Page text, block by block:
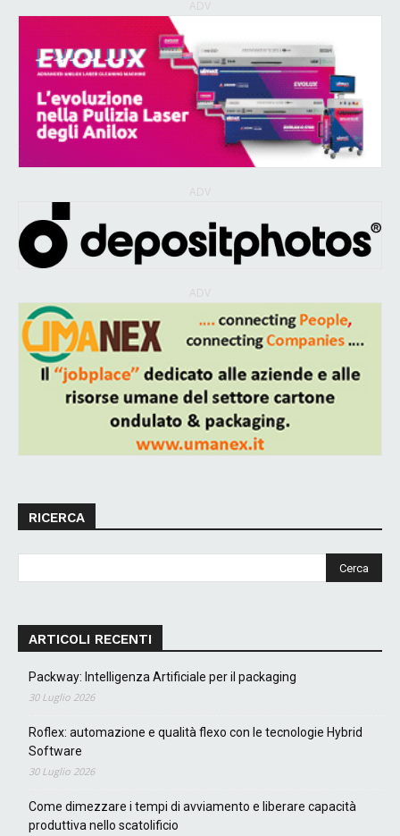
RICERCA
ARTICOLI RECENTI
Packway: Intelligenza Artificiale per il packaging
30 Luglio 2026
Roflex: automazione e qualità flexo con le tecnologie Hybrid
Software
30 Luglio 2026
Come dimezzare i tempi di avviamento e liberare capacità
produttiva nello scatolificio